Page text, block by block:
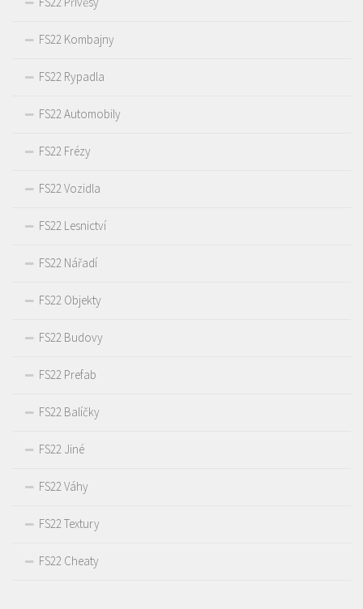
FS22 Kombajny
FS22 Rypadla
FS22 Automobily
FS22 Frézy
FS22 Vozidla
FS22 Lesnictví
FS22 Nářadí
FS22 Objekty
FS22 Budovy
FS22 Prefab
FS22 Balíčky
FS22 Jiné
FS22 Váhy
FS22 Textury
FS22 Cheaty